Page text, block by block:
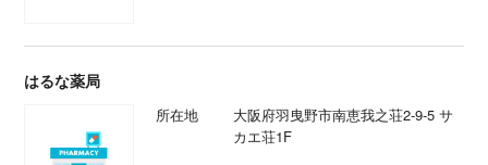
はるな薬局
所在地
大阪府羽曳野市南恵我之荘2-9-5 サ
カエ荘1F